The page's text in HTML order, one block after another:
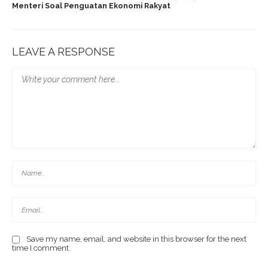
Menteri Soal Penguatan Ekonomi Rakyat
LEAVE A RESPONSE
Save my name, email, and website in this browser for the next
time I comment.